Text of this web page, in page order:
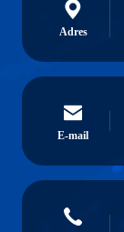
Adres
E-mail